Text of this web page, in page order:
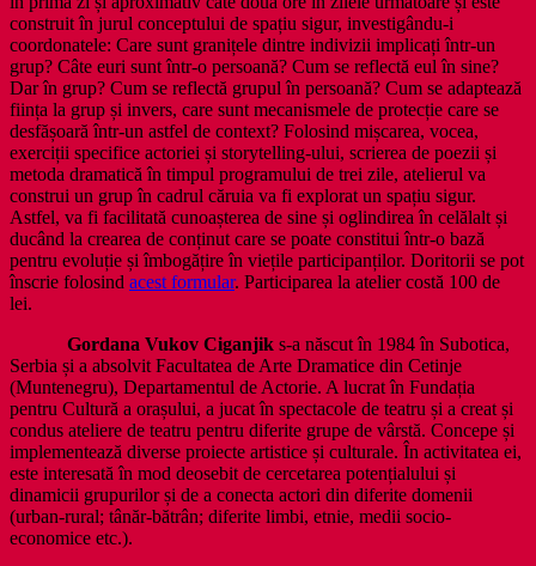
construit în jurul conceptului de spațiu sigur, investigându-i
coordonatele: Care sunt granițele dintre indivizii implicați într-un
grup? Câte euri sunt într-o persoană? Cum se reflectă eul în sine?
Dar în grup? Cum se reflectă grupul în persoană? Cum se adaptează
ființa la grup și invers, care sunt mecanismele de protecție care se
desfășoară într-un astfel de context? Folosind mișcarea, vocea,
exerciții specifice actoriei și storytelling-ului, scrierea de poezii și
metoda dramatică în timpul programului de trei zile, atelierul va
construi un grup în cadrul căruia va fi explorat un spațiu sigur.
Astfel, va fi facilitată cunoașterea de sine și oglindirea în celălalt și
ducând la crearea de conținut care se poate constitui într-o bază
pentru evoluție și îmbogățire în viețile participanților. Doritorii se pot
înscrie folosind acest formular. Participarea la atelier costă 100 de
lei.
Gordana Vukov Ciganjik s-a născut în 1984 în Subotica,
Serbia și a absolvit Facultatea de Arte Dramatice din Cetinje
(Muntenegru), Departamentul de Actorie. A lucrat în Fundația
pentru Cultură a orașului, a jucat în spectacole de teatru și a creat și
condus ateliere de teatru pentru diferite grupe de vârstă. Concepe și
implementează diverse proiecte artistice și culturale. În activitatea ei,
este interesată în mod deosebit de cercetarea potențialului și
dinamicii grupurilor și de a conecta actori din diferite domenii
(urban-rural; tânăr-bătrân; diferite limbi, etnie, medii socio-
economice etc.).